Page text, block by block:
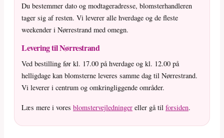
Du bestemmer dato og modtageradresse, blomsterhandleren
tager sig af resten. Vi leverer alle hverdage og de fleste
weekender i Nørrestrand med omegn.
Levering til Nørrestrand
Ved bestilling før kl. 17.00 på hverdage og kl. 12.00 på
helligdage kan blomsterne leveres samme dag til Nørrestrand.
Vi leverer i centrum og omkringliggende områder.
Læs mere i vores blomstervejledninger eller gå til forsiden.